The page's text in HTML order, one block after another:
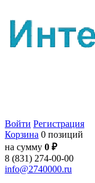
Войти Регистрация
Корзина 0 позиций
на сумму 0 ₽
8 (831) 274-00-00
info@2740000.ru